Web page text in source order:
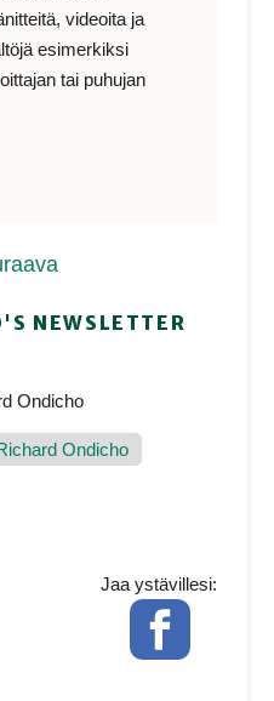
videoita ja
esimerkiksi
tai puhujan
NEWSLETTER
Ondicho
Ondicho
Jaa ystävillesi:
Facebook